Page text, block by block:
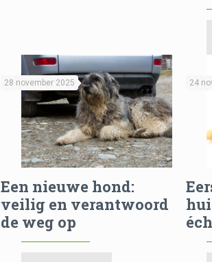
28 november 2025
Een nieuwe hond:
veilig en verantwoord
de weg op
24